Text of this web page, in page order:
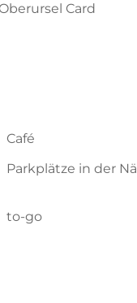
Oberursel Card
Café
Parkplätze in der
to-go